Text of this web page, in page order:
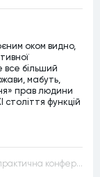
оком видно,
все більший
мабуть,
прав людини
функцій
22 червня відбудеться Міжнародна науково-практична конференція “Конституційна демократія в умовах загроз територіальній цілісності та національній безпеці”